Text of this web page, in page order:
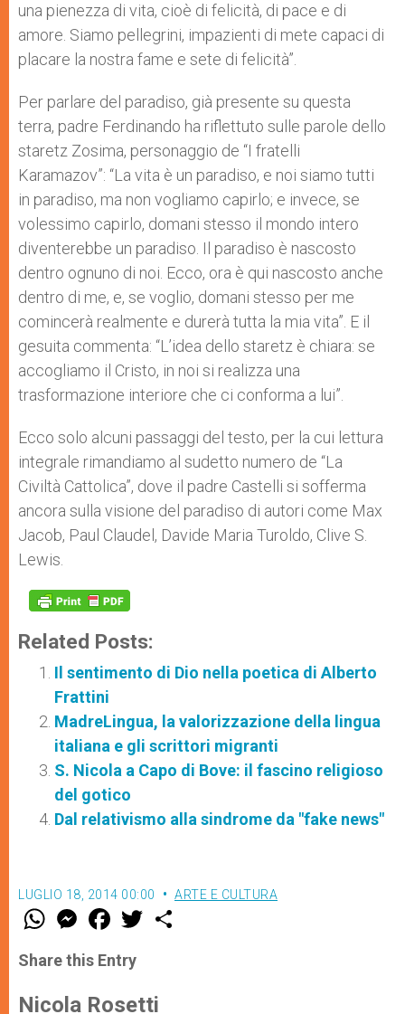
una pienezza di vita, cioè di felicità, di pace e di
amore. Siamo pellegrini, impazienti di mete capaci di
placare la nostra fame e sete di felicità”.
Per parlare del paradiso, già presente su questa
terra, padre Ferdinando ha riflettuto sulle parole dello
staretz Zosima, personaggio de “I fratelli
Karamazov”: “La vita è un paradiso, e noi siamo tutti
in paradiso, ma non vogliamo capirlo; e invece, se
volessimo capirlo, domani stesso il mondo intero
diventerebbe un paradiso. Il paradiso è nascosto
dentro ognuno di noi. Ecco, ora è qui nascosto anche
dentro di me, e, se voglio, domani stesso per me
comincerà realmente e durerà tutta la mia vita”. E il
gesuita commenta: “L’idea dello staretz è chiara: se
accogliamo il Cristo, in noi si realizza una
trasformazione interiore che ci conforma a lui”.
Ecco solo alcuni passaggi del testo, per la cui lettura
integrale rimandiamo al sudetto numero de “La
Civiltà Cattolica”, dove il padre Castelli si sofferma
ancora sulla visione del paradiso di autori come Max
Jacob, Paul Claudel, Davide Maria Turoldo, Clive S.
Lewis.
Related Posts:
Il sentimento di Dio nella poetica di Alberto
Frattini
MadreLingua, la valorizzazione della lingua
italiana e gli scrittori migranti
S. Nicola a Capo di Bove: il fascino religioso
del gotico
Dal relativismo alla sindrome da "fake news"
LUGLIO 18, 2014 00:00 ARTE E CULTURA
W
t
s
p
M
e
s
e
g
F
a
e
b
o
w
r
Share this Entry
Nicola Rosetti